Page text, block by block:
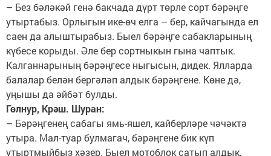
– Без бәләкәй генә бакчада дүрт төрле сорт бәрәңге
утыртабыз. Орлыгын ике-өч елга – бер, кайчагында ел
саен да алыштырабыз. Быел бәрәңге сабакларының
күбесе корыды. Әле бер сортныкын гына чаптык.
Калганнарының бәрәңгесе ныгысын, дидек. Ялларда
балалар белән бергәләп алдык бәрәңгене. Көне дә,
уңышы да әйбәт булды.
Гөлнур, Крәш. Шуран:
– Бәрәңгенең сабагы ямь-яшел, кайберләре чәчәктә
утыра. Мал-туар булмагач, бәрәңгене бик күп
утыртмыйбыз хәзер. Быел мотоблок сатып алдык,